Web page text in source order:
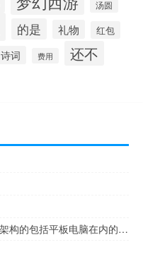
汤圆
的是 礼物 红包
诗词 费用 还不
润和软件：公司发布了基于RISC-V架构的包括平板电脑在内的多款OpenHarmony终端新品